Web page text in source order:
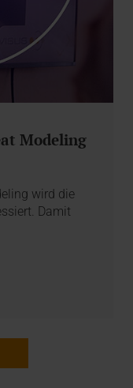
Modeling
wird die
Damit